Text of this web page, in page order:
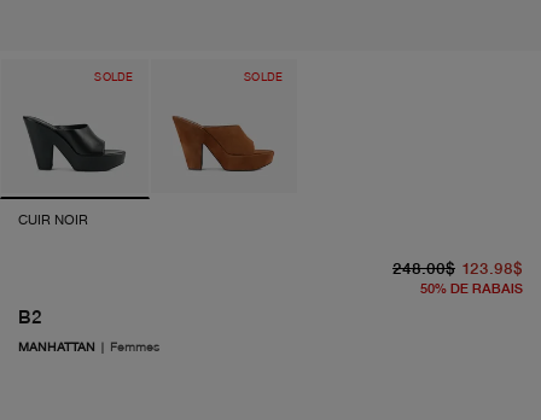
SOLDE SOLDE
CUIR NOIR
B2
MANHATTAN | Femmes
248.00$ 123.98$
50% DE RABAIS